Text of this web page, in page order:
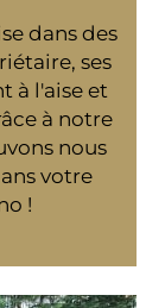
dans des
ses
à l'aise et
à notre
nous
votre
!